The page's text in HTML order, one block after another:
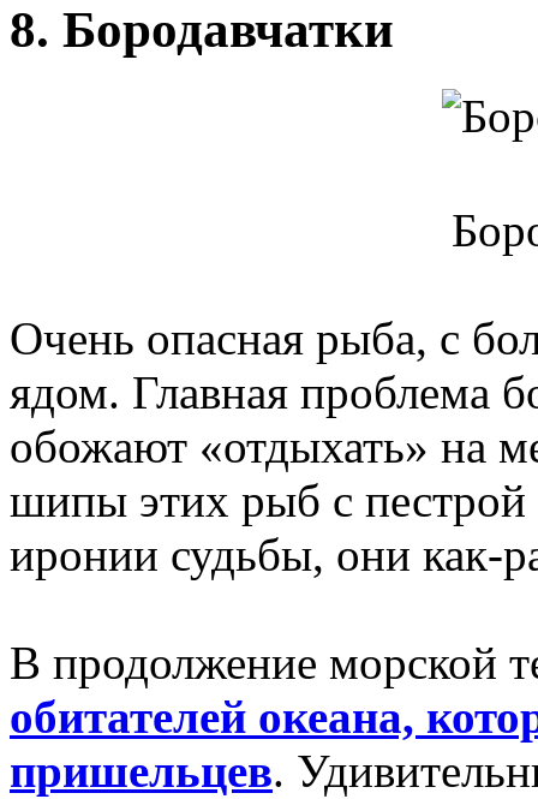
8. Бородавчатки
Очень опасная рыба, с
ядом. Главная проблема
обожают «отдыхать» на
шипы этих рыб с
иронии судьбы, они как-
В продолжение морской
обитателей океана,
пришельцев.